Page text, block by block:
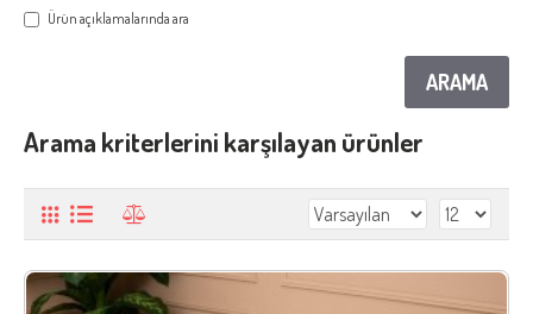
Ürün açıklamalarında ara
ARAMA
Arama kriterlerini karşılayan ürünler